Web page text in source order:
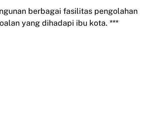
berbagai fasilitas pengolahan
yang dihadapi ibu kota. ***